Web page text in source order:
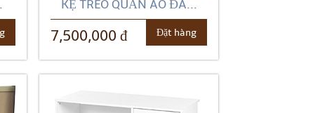
KỆ TREO QUẦN ÁO ĐA...
7,500,000 đ Đặt hàng